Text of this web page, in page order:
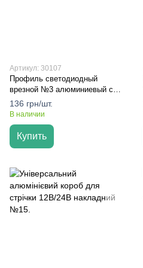
Артикул: 30107
Профиль светодиодный
врезной №3 алюминиевый с
матовой линзой 2 м – Dvorik
Led
136 грн/шт.
В наличии
Купить